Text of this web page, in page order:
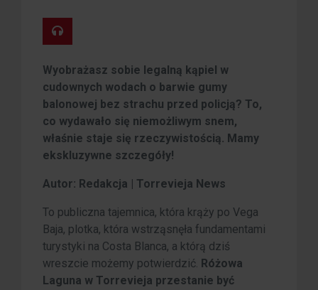
Wyobrażasz sobie legalną kąpiel w
cudownych wodach o barwie gumy
balonowej bez strachu przed policją? To,
co wydawało się niemożliwym snem,
właśnie staje się rzeczywistością. Mamy
ekskluzywne szczegóły!
Autor: Redakcja | Torrevieja News
To publiczna tajemnica, która krąży po Vega
Baja, plotka, która wstrząsnęła fundamentami
turystyki na Costa Blanca, a którą dziś
wreszcie możemy potwierdzić. Różowa
Laguna w Torrevieja przestanie być